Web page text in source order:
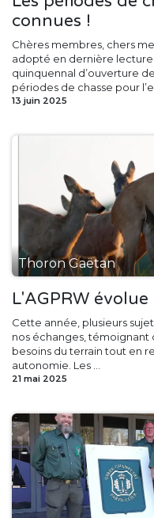
connues !
Chères membres, chers
adopté en dernière lecture
quinquennal d’ouverture
périodes de chasse pour l’e...
13 juin 2025
Thoron Gaëtan
L'AGPRW évolue
Cette année, plusieurs
nos échanges, témoignant
besoins du terrain tout en
autonomie. Les ...
21 mai 2025